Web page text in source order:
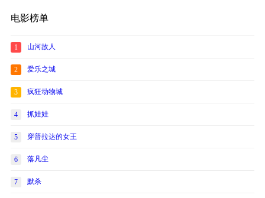
电影榜单
1 山河故人
2 爱乐之城
3 疯狂动物城
4 抓娃娃
5 穿普拉达的女王
6 落凡尘
7 默杀